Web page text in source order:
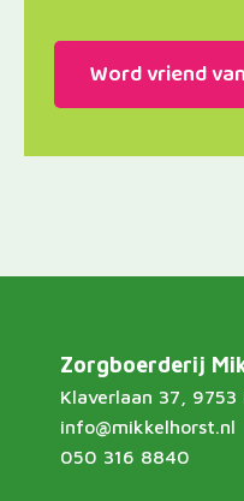
Word vriend
Zorgboerderij
Klaverlaan 37, 9753
info@mikkelhorst.nl
050 316 8840